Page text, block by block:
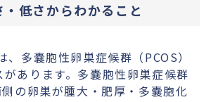
低さからわかること
、多嚢胞性卵巣症候群（PCOS）
あります。多嚢胞性卵巣症候群
側の卵巣が腫大・肥厚・多嚢胞化